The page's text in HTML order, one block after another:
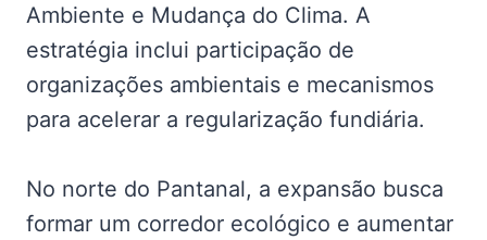
Ambiente e Mudança do Clima. A
estratégia inclui participação de
organizações ambientais e mecanismos
para acelerar a regularização fundiária.
No norte do Pantanal, a expansão busca
formar um corredor ecológico e aumentar